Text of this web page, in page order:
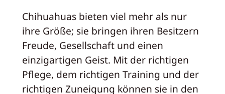
Chihuahuas bieten viel mehr als nur
ihre Größe; sie bringen ihren Besitzern
Freude, Gesellschaft und einen
einzigartigen Geist. Mit der richtigen
Pflege, dem richtigen Training und der
richtigen Zuneigung können sie in den